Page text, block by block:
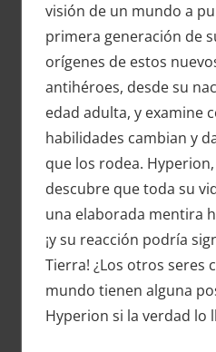
visión de un mundo a
primera generación de
orígenes de estos
antihéroes, desde su
edad adulta, y examine
habilidades cambian y
que los rodea.
descubre que toda su
una elaborada mentira
¡y su reacción podría
Tierra! ¿Los otros seres
mundo tienen alguna
Hyperion si la verdad lo